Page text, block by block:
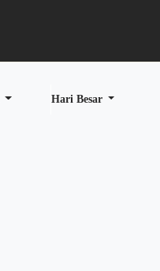
Hari Besar